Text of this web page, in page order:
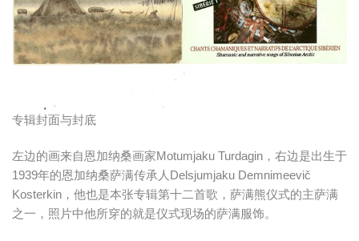
专辑封面与封底
左边的画来自恩加纳桑画家Motumjaku Turdagin，右边是出生于
1939年的恩加纳桑萨满传承人Delsjumjaku Demnimeevič
Kosterkin，他也是本张专辑第十二首歌，萨满熊仪式的主萨满
之一，照片中他所穿的就是仪式现场的萨满服饰。